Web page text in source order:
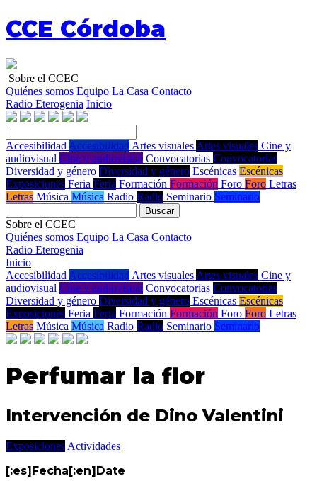
CCE Córdoba
Sobre el CCEC
Quiénes somos Equipo La Casa Contacto
Radio Eterogenia Inicio
Accesibilidad Accesibilidad Artes visuales Artes visuales Cine y
audiovisual Cine y audiovisual Convocatorias Convocatorias
Diversidad y género Diversidad y género Escénicas Escénicas
Exposiciones Feria Feria Formación Formación Foro Foro Letras
Letras Música Música Radio Radio Seminario Seminario
Buscar
Sobre el CCEC
Quiénes somos Equipo La Casa Contacto
Radio Eterogenia
Inicio
Accesibilidad Accesibilidad Artes visuales Artes visuales Cine y
audiovisual Cine y audiovisual Convocatorias Convocatorias
Diversidad y género Diversidad y género Escénicas Escénicas
Exposiciones Feria Feria Formación Formación Foro Foro Letras
Letras Música Música Radio Radio Seminario Seminario
Perfumar la flor
Intervención de Dino Valentini
Exposiciones Actividades
[:es]Fecha[:en]Date